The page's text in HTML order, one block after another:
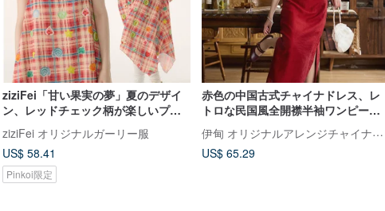
ziziFei「甘い果実の夢」夏のデザイ
ン、レッドチェック柄が楽しいプリ
ントのロングキャミソールワンピー
ス
ziziFei オリジナルガーリー服
US$ 58.41
Pinkoi限定
赤色の中国古式チャイナドレス、レ
トロな民国風全開襟半袖ワンピー
ス、新中国式花嫁のウェディングド
レス
伊甸 オリジナルアレンジチャイナドレス
US$ 65.29